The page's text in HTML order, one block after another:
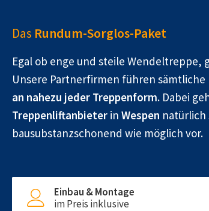
Das Rundum-Sorglos-Paket
Egal ob enge und steile Wendeltreppe,
Unsere Partnerfirmen führen
an nahezu jeder Treppenform. Dabei
Treppenliftanbieter in Wespen natürlich
bausubstanzschonend wie möglich vor.
Einbau & Montage
im Preis inklusive